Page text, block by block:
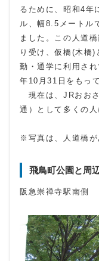
るために、昭和4年
ル、幅8.5メートル
ました。この人道
り受け、仮橋(木橋)
勤・通学に利用さ
年10月31日をもっ
現在は、JRおお
通）として多くの
※写真は、人道橋
飛鳥町公園と周
阪急崇禅寺駅南側